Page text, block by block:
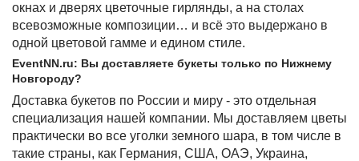
окнах и дверях цветочные гирлянды, а на столах
всевозможные композиции… и всё это выдержано в
одной цветовой гамме и едином стиле.
EventNN.ru: Вы доставляете букеты только по Нижнему
Новгороду?
Доставка букетов по России и миру - это отдельная
специализация нашей компании. Мы доставляем цветы
практически во все уголки земного шара, в том числе в
такие страны, как Германия, США, ОАЭ, Украина,